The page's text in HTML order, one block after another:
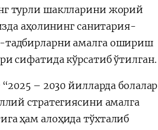
турли шаклларини жорий
аҳолининг санитария-
тадбирларни амалга ошириш
сифатида кўрсатиб ўтилган.
– 2030 йилларда болалар
стратегиясини амалга
ҳам алоҳида тўхталиб